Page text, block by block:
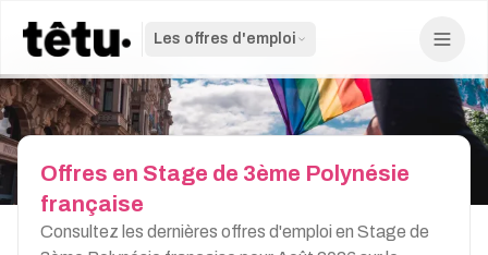
Les offres d'emploi
Offres en Stage de 3ème Polynésie
française
Consultez les dernières offres d'emploi en Stage de